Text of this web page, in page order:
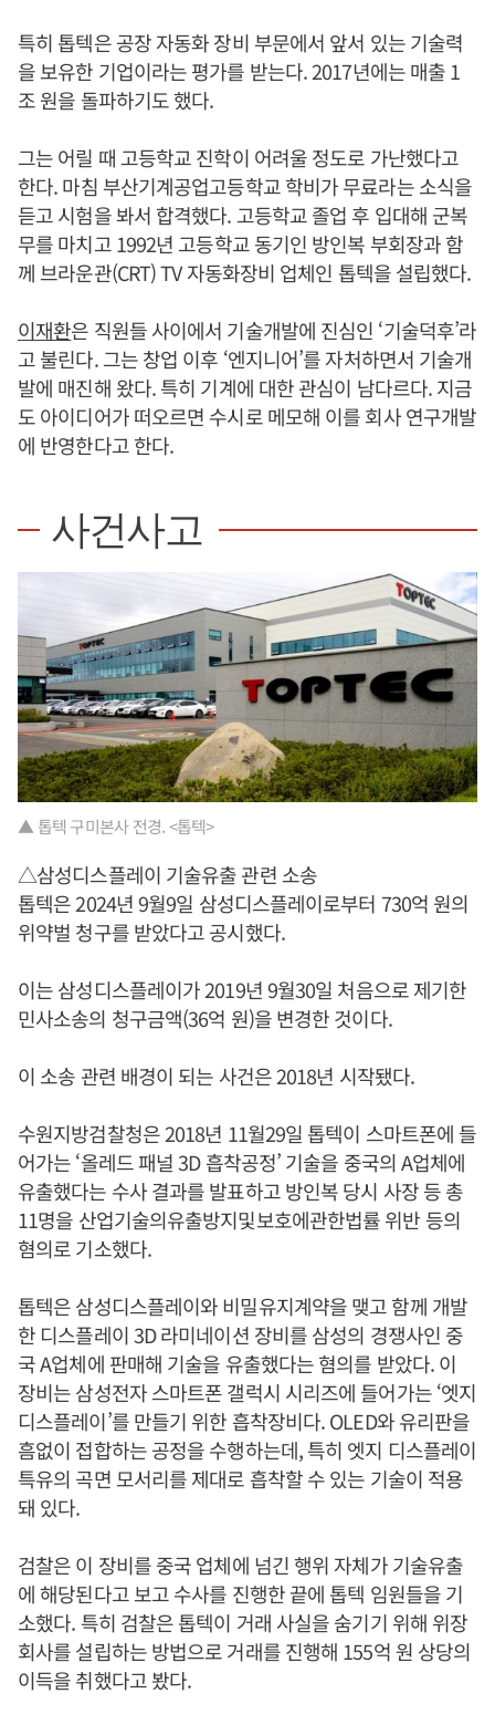
특히 톱텍은 공장 자동화 장비 부문에서 앞서 있는 기술력
을 보유한 기업이라는 평가를 받는다. 2017년에는 매출 1
조 원을 돌파하기도 했다.
그는 어릴 때 고등학교 진학이 어려울 정도로 가난했다고
한다. 마침 부산기계공업고등학교 학비가 무료라는 소식을
듣고 시험을 봐서 합격했다. 고등학교 졸업 후 입대해 군복
무를 마치고 1992년 고등학교 동기인 방인복 부회장과 함
께 브라운관(CRT) TV 자동화장비 업체인 톱텍을 설립했다.
이재환은 직원들 사이에서 기술개발에 진심인 ‘기술덕후’라
고 불린다. 그는 창업 이후 ‘엔지니어’를 자처하면서 기술개
발에 매진해 왔다. 특히 기계에 대한 관심이 남다르다. 지금
도 아이디어가 떠오르면 수시로 메모해 이를 회사 연구개발
에 반영한다고 한다.
사건사고
▲ 톱텍 구미본사 전경. <톱텍>
△삼성디스플레이 기술유출 관련 소송
톱텍은 2024년 9월9일 삼성디스플레이로부터 730억 원의
위약벌 청구를 받았다고 공시했다.
이는 삼성디스플레이가 2019년 9월30일 처음으로 제기한
민사소송의 청구금액(36억 원)을 변경한 것이다.
이 소송 관련 배경이 되는 사건은 2018년 시작됐다.
수원지방검찰청은 2018년 11월29일 톱텍이 스마트폰에 들
어가는 ‘올레드 패널 3D 흡착공정’ 기술을 중국의 A업체에
유출했다는 수사 결과를 발표하고 방인복 당시 사장 등 총
11명을 산업기술의유출방지및보호에관한법률 위반 등의
혐의로 기소했다.
톱텍은 삼성디스플레이와 비밀유지계약을 맺고 함께 개발
한 디스플레이 3D 라미네이션 장비를 삼성의 경쟁사인 중
국 A업체에 판매해 기술을 유출했다는 혐의를 받았다. 이
장비는 삼성전자 스마트폰 갤럭시 시리즈에 들어가는 ‘엣지
디스플레이’를 만들기 위한 흡착장비다. OLED와 유리판을
흠없이 접합하는 공정을 수행하는데, 특히 엣지 디스플레이
특유의 곡면 모서리를 제대로 흡착할 수 있는 기술이 적용
돼 있다.
검찰은 이 장비를 중국 업체에 넘긴 행위 자체가 기술유출
에 해당된다고 보고 수사를 진행한 끝에 톱텍 임원들을 기
소했다. 특히 검찰은 톱텍이 거래 사실을 숨기기 위해 위장
회사를 설립하는 방법으로 거래를 진행해 155억 원 상당의
이득을 취했다고 봤다.